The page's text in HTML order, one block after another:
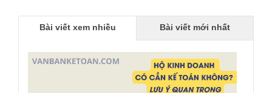
Bài viết xem nhiều Bài viết mới nhất